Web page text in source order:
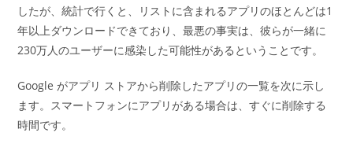
したが、統計で行くと、リストに含まれるアプリのほとんどは1
年以上ダウンロードできており、最悪の事実は、彼らが一緒に
230万人のユーザーに感染した可能性があるということです。
Google がアプリ ストアから削除したアプリの一覧を次に示し
ます。スマートフォンにアプリがある場合は、すぐに削除する
時間です。